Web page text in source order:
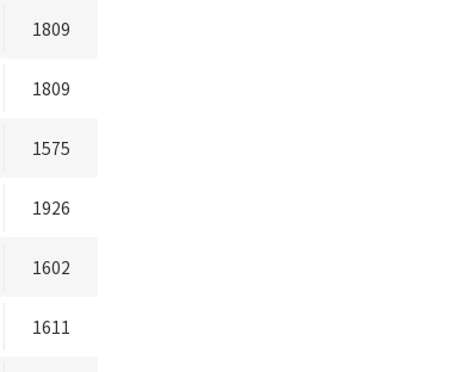
1809
1809
1575
1926
1602
1611